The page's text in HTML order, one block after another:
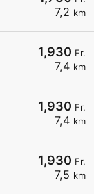
7,2 km
1,930 Fr.
7,4 km
1,930 Fr.
7,4 km
1,930 Fr.
7,5 km